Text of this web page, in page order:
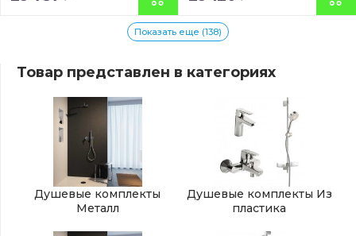
Показать еще (138)
Товар представлен в категориях
Душевые комплекты
Металл
Душевые комплекты Из
пластика